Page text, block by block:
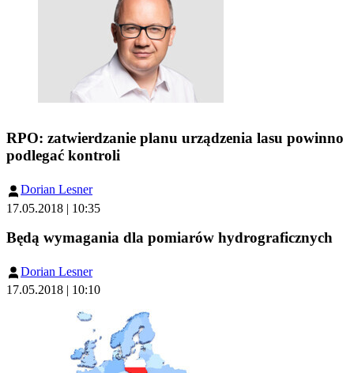
RPO: zatwierdzanie planu urządzenia lasu powinno
podlegać kontroli
Dorian Lesner
17.05.2018 | 10:35
Będą wymagania dla pomiarów hydrograficznych
Dorian Lesner
17.05.2018 | 10:10